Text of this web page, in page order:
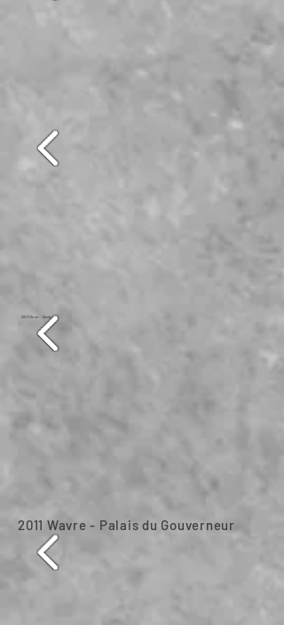
2013 Chine - Dandong
2011 Wavre - Palais du Gouverneur